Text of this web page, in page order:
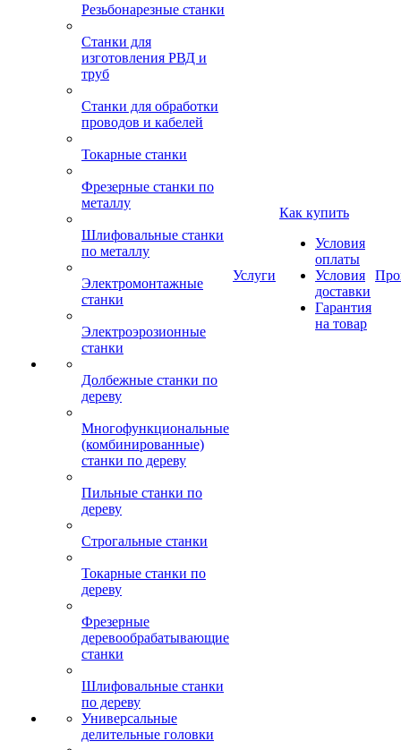
Резьбонарезные станки
Станки для
изготовления РВД и
труб
Станки для обработки
проводов и кабелей
Токарные станки
Фрезерные станки по
металлу
Шлифовальные станки
по металлу
Электромонтажные
станки
Электроэрозионные
станки
Долбежные станки по
дереву
Многофункциональные
(комбинированные)
станки по дереву
Пильные станки по
дереву
Строгальные станки
Токарные станки по
дереву
Фрезерные
деревообрабатывающие
станки
Шлифовальные станки
по дереву
Универсальные
делительные головки
Услуги
Как купить
Условия
оплаты
Условия
доставки
Гарантия
на товар